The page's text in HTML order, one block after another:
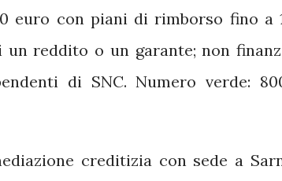
euro con piani di rimborso fino a
un reddito o un garante; non
di SNC. Numero verde:
creditizia con sede a